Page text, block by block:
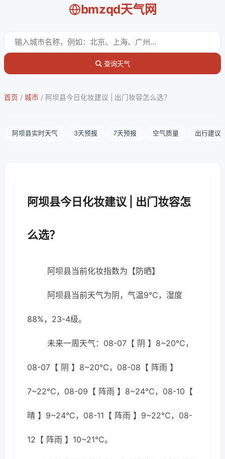
bmzqd天气网
查询天气
首页 / 城市 / 阿坝县今日化妆建议 | 出门妆容怎么选？
阿坝县实时天气 3天预报 7天预报 空气质量 出行建议
阿坝县今日化妆建议 | 出门妆容怎
么选？
阿坝县当前化妆指数为【防晒】
阿坝县当前天气为阴，气温9℃，湿度
88%，23-4级。
未来一周天气：08-07【 阴 】8~20℃，
08-07【 阴 】8~20℃，08-08【 阵雨 】
7~22℃，08-09【 阵雨 】8~24℃，08-10【
晴 】9~24℃，08-11【 阵雨 】9~22℃，08-
12【 阵雨 】10~21℃。